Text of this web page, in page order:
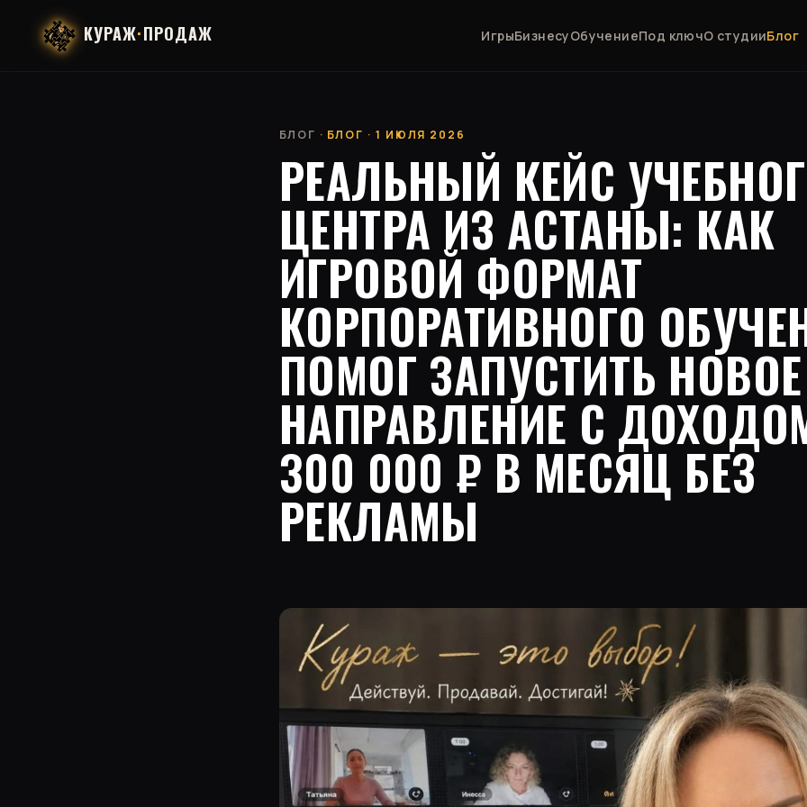
КУРАЖ·ПРОДАЖ ИгрыБизнесуОбучениеПод ключО студииБлог
БЛОГ · БЛОГ · 1 ИЮЛЯ 2026
РЕАЛЬНЫЙ КЕЙС
ЦЕНТРА ИЗ АСТАНЫ: КАК
ИГРОВОЙ ФОРМАТ
КОРПОРАТИВНОГО
ПОМОГ ЗАПУСТИТЬ НОВОЕ
НАПРАВЛЕНИЕ С
300 000 ₽ В МЕСЯЦ БЕЗ
РЕКЛАМЫ